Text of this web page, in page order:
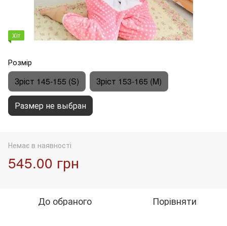
Хіт
Розмір
Зріст 145-155 (S) Зріст 153-165 (M)
Размер не выбран
Немає в наявності
545.00 грн
До обраного Порівняти